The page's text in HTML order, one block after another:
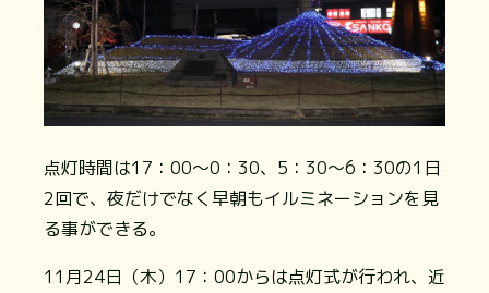
点灯時間は17：00～0：30、5：30～6：30の1⽇
2回で、夜だけでなく早朝もイルミネーションを見
る事ができる。
11月24日（木）17：00からは点灯式が行われ、近